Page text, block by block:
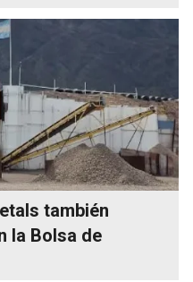
también
la Bolsa de